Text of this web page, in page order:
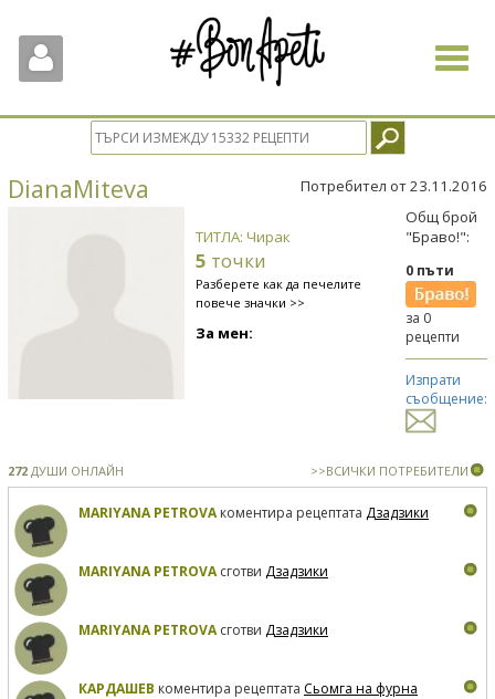
Toggle
DianaMiteva Потребител от 23.11.2016
ТИТЛА: Чирак
5 точки
Разберете как да печелите
повече значки >>
За мен:
Общ брой
"Браво!":
0 пъти
за 0
рецепти
Изпрати
съобщение:
272 ДУШИ ОНЛАЙН >>ВСИЧКИ ПОТРЕБИТЕЛИ
MARIYANA PETROVAкоментира рецептата Дзадзики
MARIYANA PETROVAсготви Дзадзики
MARIYANA PETROVAсготви Дзадзики
КАРДАШЕВ коментира рецептата Сьомга на фурна